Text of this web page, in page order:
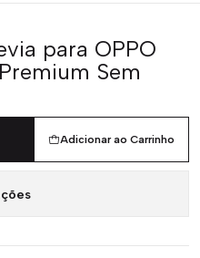
para OPPO
Sem
Adicionar ao Carrinho